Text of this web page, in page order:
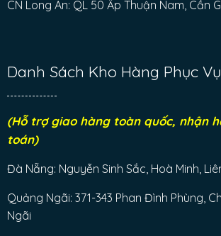
CN Long An: QL 50 Ấp Thuận Nam, Cần
Danh Sách Kho Hàng Phục
(Hỗ trợ giao hàng toàn quốc, nhận
toán)
Đà Nẵng: Nguyễn Sinh Sắc, Hoà Minh,
Quảng Ngãi: 371-343 Phan Đình Phùng,
Ngãi